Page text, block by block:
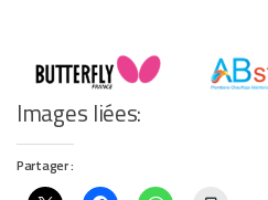
Images liées:
Partager :